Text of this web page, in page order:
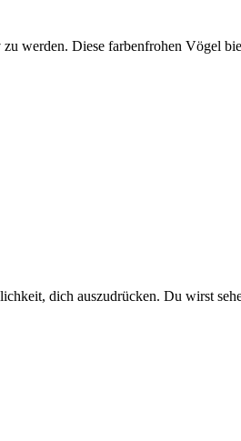
werden. Diese farbenfrohen Vögel
dich auszudrücken. Du wirst